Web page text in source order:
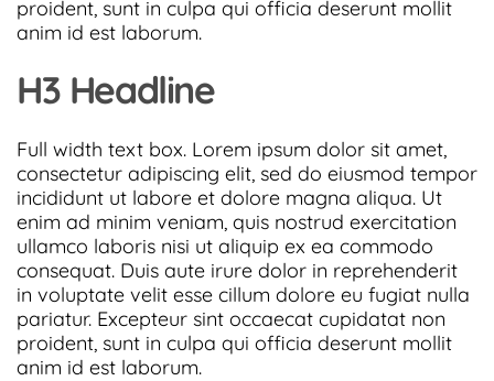
proident, sunt in culpa qui officia deserunt mollit
anim id est laborum.
H3 Headline
Full width text box. Lorem ipsum dolor sit amet,
consectetur adipiscing elit, sed do eiusmod tempor
incididunt ut labore et dolore magna aliqua. Ut
enim ad minim veniam, quis nostrud exercitation
ullamco laboris nisi ut aliquip ex ea commodo
consequat. Duis aute irure dolor in reprehenderit
in voluptate velit esse cillum dolore eu fugiat nulla
pariatur. Excepteur sint occaecat cupidatat non
proident, sunt in culpa qui officia deserunt mollit
anim id est laborum.